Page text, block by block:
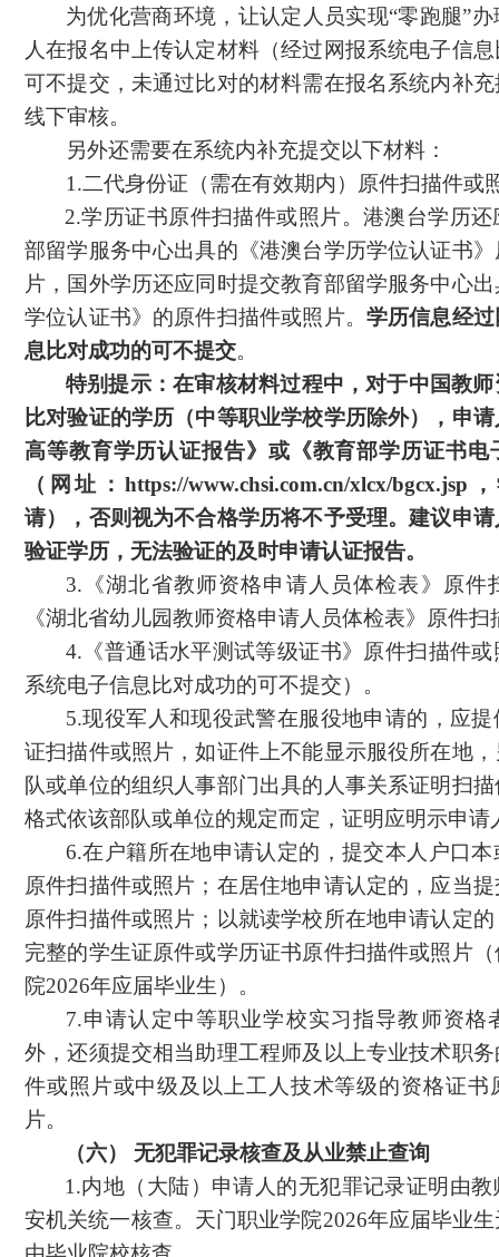
为优化营商环境，让认定人员实现“零跑腿”
人在报名中上传认定材料（经过网报系统电子信
可不提交，未通过比对的材料需在报名系统内补
线下审核。
另外还需要在系统内补充提交以下材料：
1.二代身份证（需在有效期内）原件扫描件或
2.学历证书原件扫描件或照片。港澳台学历
部留学服务中心出具的《港澳台学历学位认证书
片，国外学历还应同时提交教育部留学服务中心
学位认证书》的原件扫描件或照片。 学历信息经
息比对成功的可不提交。
特别提示：在审核材料过程中，对于中国教
比对验证的学历（中等职业学校学历除外），申
高等教育学历认证报告》或《教育部学历证书电
（网址：https://www.chsi.com.cn/xlcx/bgcx.jsp
请），否则视为不合格学历将不予受理。建议申
验证学历，无法验证的及时申请认证报告。
3.《湖北省教师资格申请人员体检表》原件
《湖北省幼儿园教师资格申请人员体检表》原件
4.《普通话水平测试等级证书》原件扫描件
系统电子信息比对成功的可不提交）。
5.现役军人和现役武警在服役地申请的，应
证扫描件或照片，如证件上不能显示服役所在地
队或单位的组织人事部门出具的人事关系证明扫
格式依该部队或单位的规定而定，证明应明示申请
6.在户籍所在地申请认定的，提交本人户口
原件扫描件或照片；在居住地申请认定的，应当
原件扫描件或照片；以就读学校所在地申请认定
完整的学生证原件或学历证书原件扫描件或照片
院2026年应届毕业生）。
7.申请认定中等职业学校实习指导教师资格
外，还须提交相当助理工程师及以上专业技术职
件或照片或中级及以上工人技术等级的资格证书
片。
（六）
无犯罪记录核查及从业禁止查询
1.内地（大陆）申请人的无犯罪记录证明由
安机关统一核查。天门职业学院2026年应届毕业